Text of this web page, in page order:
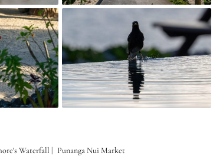
Waterfall Punanga Nui Market